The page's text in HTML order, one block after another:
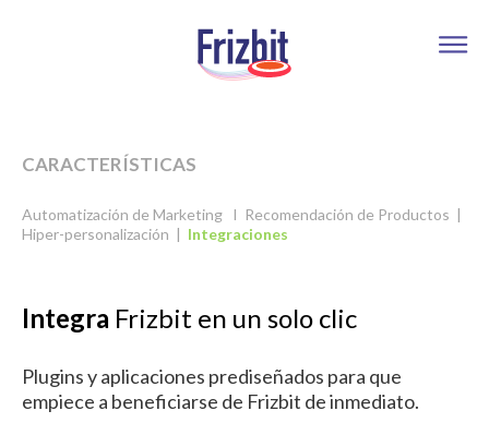
CARACTERÍSTICAS
Automatización de Marketing I Recomendación de Productos |
Hiper-personalización | Integraciones
Integra Frizbit en un solo clic
Plugins y aplicaciones prediseñados para que
empiece a beneficiarse de Frizbit de inmediato.